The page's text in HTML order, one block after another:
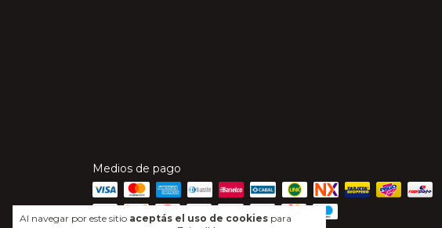
Al navegar por este sitio aceptás el uso de cookies para
Medios de pago